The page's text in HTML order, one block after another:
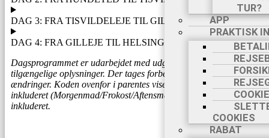
TUR?
APP
PRAKTISK
COOKIES
RABAT
DAG 3: FRA TISVILDELEJE TIL GILLEJEJE
DAG 4: FRA GILLEJE TIL HELSINGØR
Dagsprogrammet er udarbejdet med udgangspunkt i de senest
tilgængelige oplysninger. Der tages forbehold for
ændringer. Koden ovenfor i parentes viser de måltider, som er
inkluderet (Morgenmad/Frokost/Aftensmad), idet (-) betyder ikke-
inkluderet.